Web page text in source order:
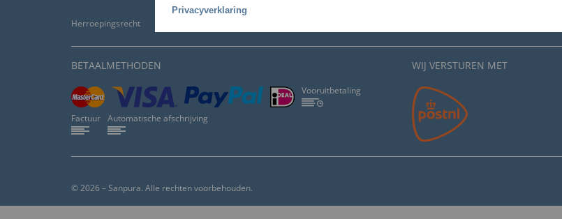
levering
Herroepingsrecht
BETAALMETHODEN
Vooruitbetaling
Factuur Automatische afschrijving
WIJ VERSTUREN MET
© 2026 – Sanpura. Alle rechten voorbehouden.
Privacyverklaring